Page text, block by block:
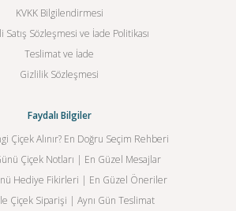
KVKK Bilgilendirmesi
Satış Sözleşmesi ve İade Politikası
Teslimat ve İade
Gizlilik Sözleşmesi
Faydalı Bilgiler
Çiçek Alınır? En Doğru Seçim Rehberi
Çiçek Notları | En Güzel Mesajlar
Hediye Fikirleri | En Güzel Öneriler
Çiçek Siparişi | Aynı Gün Teslimat